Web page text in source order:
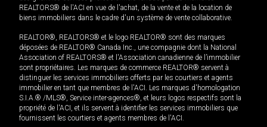
REALTORS® de l'ACI en vue de l'achat, de la vente et de la location de
biens immobiliers dans le cadre d'un système de vente collaborative.
REALTOR®, REALTORS® et le logo REALTOR® sont des marques
déposées de REALTOR® Canada Inc., une compagnie dont la National
Association of REALTORS® et l'Association canadienne de l’immobilier
sont propriétaires. Les marques de commerce REALTOR® servent à
distinguer les services immobiliers offerts par les courtiers et agents
immobilier en tant que membres de l'ACI. Les marques d'homologation
S.I.A.® /MLS®, Service inter-agences®, et leurs logos respectifs sont la
propriété de l'ACI, et ils servent à identifier les services immobiliers que
fournissent les courtiers et agents membres de l'ACI.